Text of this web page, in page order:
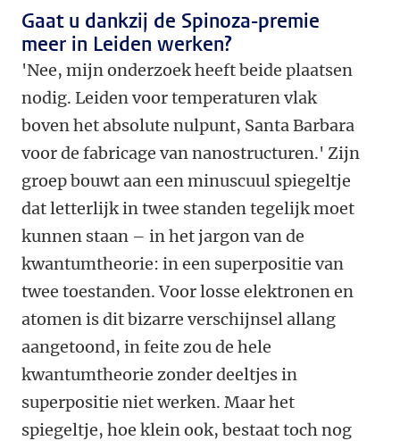
Gaat u dankzij de Spinoza-premie
meer in Leiden werken?
'Nee, mijn onderzoek heeft beide plaatsen
nodig. Leiden voor temperaturen vlak
boven het absolute nulpunt, Santa Barbara
voor de fabricage van nanostructuren.' Zijn
groep bouwt aan een minuscuul spiegeltje
dat letterlijk in twee standen tegelijk moet
kunnen staan – in het jargon van de
kwantumtheorie: in een superpositie van
twee toestanden. Voor losse elektronen en
atomen is dit bizarre verschijnsel allang
aangetoond, in feite zou de hele
kwantumtheorie zonder deeltjes in
superpositie niet werken. Maar het
spiegeltje, hoe klein ook, bestaat toch nog